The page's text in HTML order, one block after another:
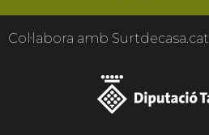
Col·labora amb Surtdecasa.cat